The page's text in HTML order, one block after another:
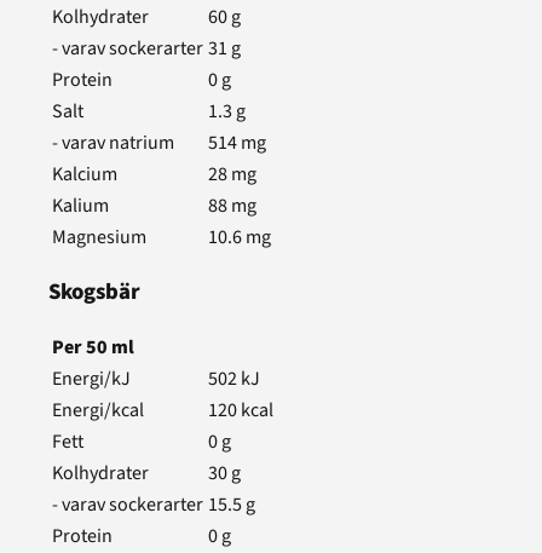
Kolhydrater
60g
- varav sockerarter31 g
Protein
0g
Salt
1.3 g
- varav natrium
514mg
Kalcium
28mg
Kalium
88mg
Magnesium
10.6mg
Skogsbär
Per50 ml
Energi/kJ
502kJ
Energi/kcal
120kcal
Fett
0g
Kolhydrater
30g
- varav sockerarter 15.5g
Protein
0g